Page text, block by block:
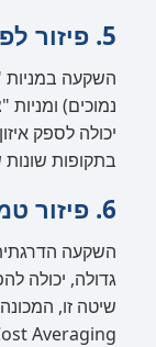
5. פיזור לפי סגנון השקעה
השקעה במניות
נמוכים)
יכולה לספק
בתקופות
6. פיזור טמפורלי (על פני זמן)
השקעה
גדולה, יכולה